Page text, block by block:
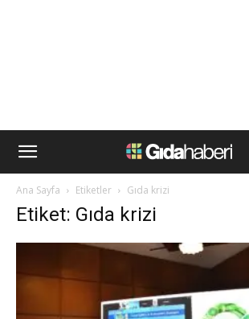
Ana Sayfa Etiketler Gıda krizi
Etiket: Gıda krizi